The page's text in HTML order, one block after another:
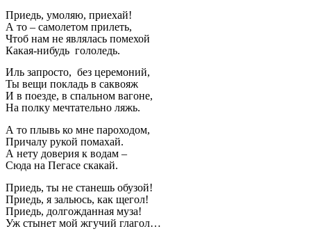
Приедь, умоляю, приехай!
А то – самолетом прилеть,
Чтоб нам не являлась помехой
Какая-нибудь гололедь.
Иль запросто, без церемоний,
Ты вещи покладь в саквояж
И в поезде, в спальном вагоне,
На полку мечтательно ляжь.
А то плывь ко мне пароходом,
Причалу рукой помахай.
А нету доверия к водам –
Сюда на Пегасе скакай.
Приедь, ты не станешь обузой!
Приедь, я зальюсь, как щегол!
Приедь, долгожданная муза!
Уж стынет мой жгучий глагол…